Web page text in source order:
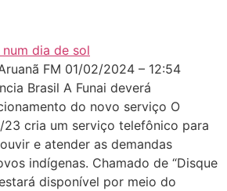
FM 01/02/2024 – 12:54
Brasil A Funai deverá
do novo serviço O
23 cria um serviço telefônico para
e atender as demandas
indígenas. Chamado de “Disque
disponível por meio do